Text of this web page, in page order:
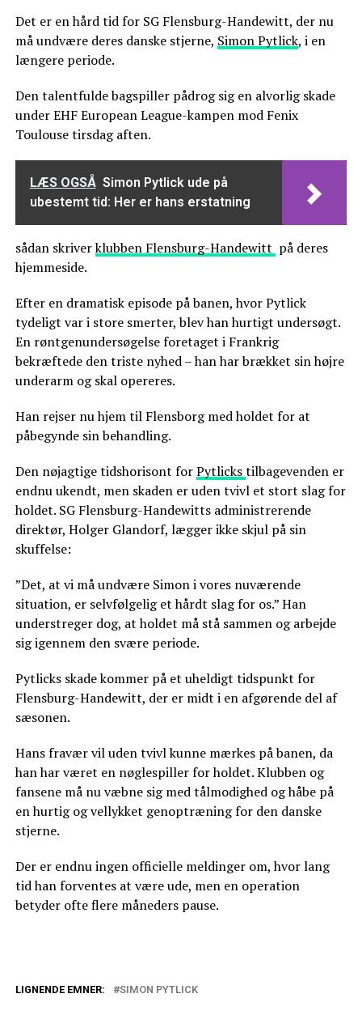
Det er en hård tid for SG Flensburg-Handewitt, der nu
må undvære deres danske stjerne, Simon Pytlick, i en
længere periode.
Den talentfulde bagspiller pådrog sig en alvorlig skade
under EHF European League-kampen mod Fenix
Toulouse tirsdag aften.
LÆS OGSÅ Simon Pytlick ude på
ubestemt tid: Her er hans erstatning
sådan skriverklubben Flensburg-Handewitt på deres
hjemmeside.
Efter en dramatisk episode på banen, hvor Pytlick
tydeligt var i store smerter, blev han hurtigt undersøgt.
En røntgenundersøgelse foretaget i Frankrig
bekræftede den triste nyhed – han har brækket sin højre
underarm og skal opereres.
Han rejser nu hjem til Flensborg med holdet for at
påbegynde sin behandling.
Den nøjagtige tidshorisont forPytlickstilbagevenden er
endnu ukendt, men skaden er uden tvivl et stort slag for
holdet. SG Flensburg-Handewitts administrerende
direktør, Holger Glandorf, lægger ikke skjul på sin
skuffelse:
”Det, at vi må undvære Simon i vores nuværende
situation, er selvfølgelig et hårdt slag for os.” Han
understreger dog, at holdet må stå sammen og arbejde
sig igennem den svære periode.
Pytlicks skade kommer på et uheldigt tidspunkt for
Flensburg-Handewitt, der er midt i en afgørende del af
sæsonen.
Hans fravær vil uden tvivl kunne mærkes på banen, da
han har været en nøglespiller for holdet. Klubben og
fansene må nu væbne sig med tålmodighed og håbe på
en hurtig og vellykket genoptræning for den danske
stjerne.
Der er endnu ingen officielle meldinger om, hvor lang
tid han forventes at være ude, men en operation
betyder ofte flere måneders pause.
LIGNENDE EMNER: SIMON PYTLICK